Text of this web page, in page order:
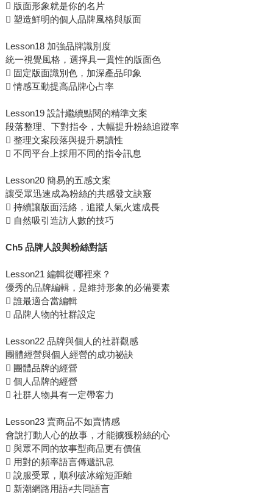
 版面形象就是你的名片
 塑造鮮明的個人品牌風格與版面
Lesson18 加強品牌識別度
統一視覺風格，選擇具一貫性的版面色
 固定版面識別色，加深產品印象
 情感互動提高品牌心占率
Lesson19 設計繼續點閱的精準文案
段落整理、下對指令，大幅提升粉絲追蹤率
 整理文案段落與提升易讀性
 不同平台上採用不同的指令訊息
Lesson20 簡易的五感文案
讓受眾迅速成為粉絲的共感發文訣竅
 持續讓版面活絡，追蹤人氣火速成長
 自然吸引造訪人數的技巧
Ch5 品牌人設與粉絲對話
Lesson21 編輯從哪裡來？
優秀的品牌編輯，是維持形象的必備要素
 誰最適合當編輯
 品牌人物的社群設定
Lesson22 品牌與個人的社群觀感
團體經營與個人經營的成功祕訣
 團體品牌的經營
 個人品牌的經營
 社群人物具有一定帶客力
Lesson23 賣商品不如賣情感
會說打動人心的故事，才能擄獲粉絲的心
 與眾不同的故事型商品更有價值
 用對的頻率語言傳遞訊息
 說服受眾，順利破冰縮短距離
 新潮網路用語≠共同語言